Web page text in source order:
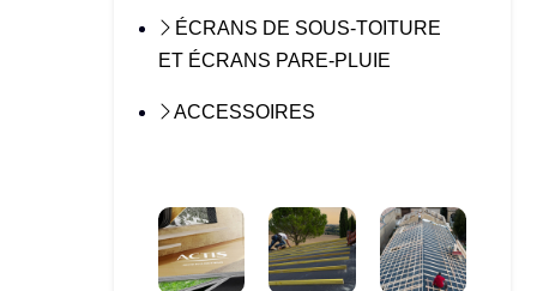
ÉCRANS DE SOUS-TOITURE
ET ÉCRANS PARE-PLUIE
ACCESSOIRES